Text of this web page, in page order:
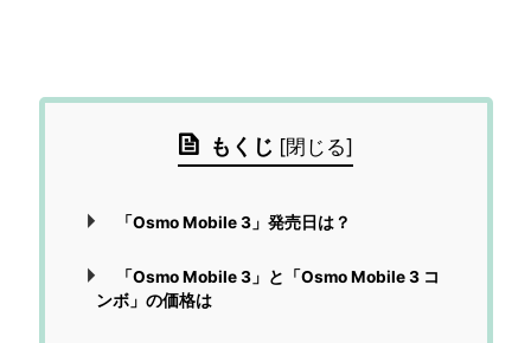
もくじ [閉じる]
「Osmo Mobile 3」発売日は？
「Osmo Mobile 3」と「Osmo Mobile 3 コ
ンボ」の価格は